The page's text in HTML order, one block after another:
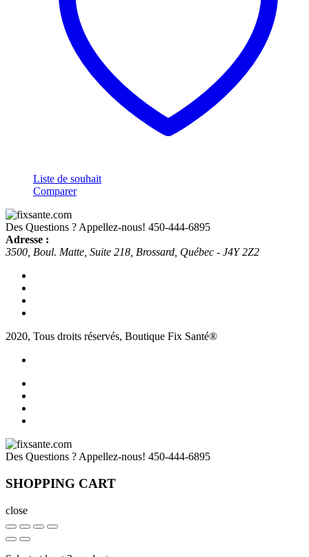
Liste de souhait
Comparer
Des Questions ? Appellez-nous! 450-444-6895
Adresse :
3500, Boul. Matte, Suite 218, Brossard, Québec - J4Y 2Z2
2020, Tous droits réservés, Boutique Fix Santé®
Des Questions ? Appellez-nous! 450-444-6895
SHOPPING CART
close